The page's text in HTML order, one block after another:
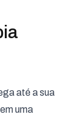
até a sua
uma